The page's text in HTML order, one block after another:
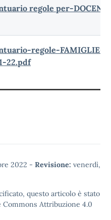
regole per-
regole-FAMIGLIE-
22.pdf
2022 - Revisione: venerdì,
questo articolo è stato
Commons Attribuzione 4.0